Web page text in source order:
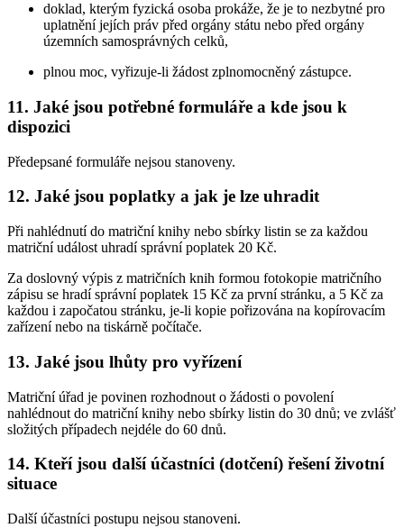
doklad, kterým fyzická osoba prokáže, že je to nezbytné pro
uplatnění jejích práv před orgány státu nebo před orgány
územních samosprávných celků,
plnou moc, vyřizuje-li žádost zplnomocněný zástupce.
11. Jaké jsou potřebné formuláře a kde jsou k
dispozici
Předepsané formuláře nejsou stanoveny.
12. Jaké jsou poplatky a jak je lze uhradit
Při nahlédnutí do matriční knihy nebo sbírky listin se za každou
matriční událost uhradí správní poplatek 20 Kč.
Za doslovný výpis z matričních knih formou fotokopie matričního
zápisu se hradí správní poplatek 15 Kč za první stránku, a 5 Kč za
každou i započatou stránku, je-li kopie pořizována na kopírovacím
zařízení nebo na tiskárně počítače.
13. Jaké jsou lhůty pro vyřízení
Matriční úřad je povinen rozhodnout o žádosti o povolení
nahlédnout do matriční knihy nebo sbírky listin do 30 dnů; ve zvlášť
složitých případech nejdéle do 60 dnů.
14. Kteří jsou další účastníci (dotčení) řešení životní
situace
Další účastníci postupu nejsou stanoveni.